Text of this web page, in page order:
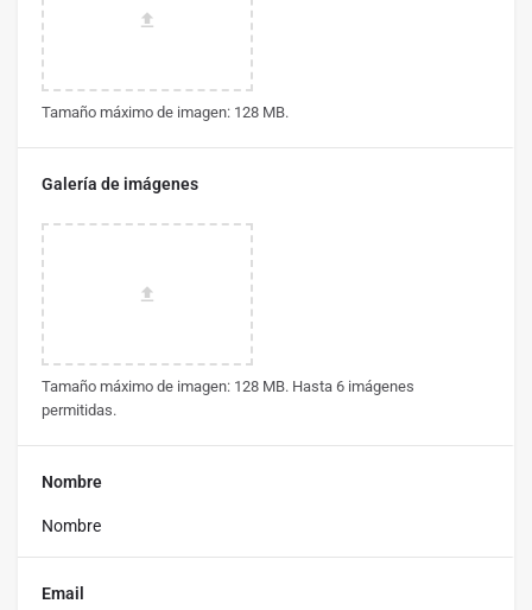
Tamaño máximo de imagen: 128 MB.
Galería de imágenes
Tamaño máximo de imagen: 128 MB. Hasta 6 imágenes
permitidas.
Nombre
Email